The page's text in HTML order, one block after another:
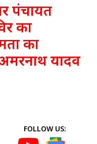
पंचायत
का
का
यादव
FOLLOW US: